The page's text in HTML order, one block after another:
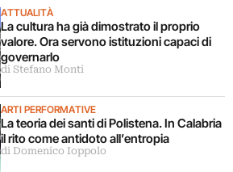
ATTUALITÀ
La cultura ha già dimostrato il proprio
valore. Ora servono istituzioni capaci di
governarlo
di Stefano Monti
ARTI PERFORMATIVE
La teoria dei santi di Polistena. In Calabria
il rito come antidoto all’entropia
di Domenico Ioppolo